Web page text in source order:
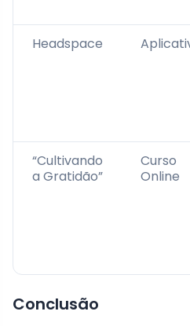
Headspace
“Cultivando
a Gratidão”
Curso
Online
Conclusão